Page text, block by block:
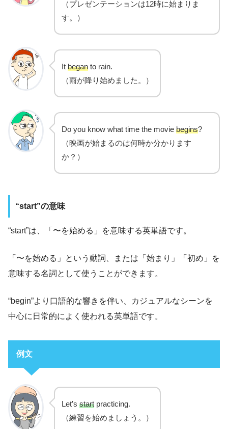
（プレゼンテーションは12時に始まりま
す。）
It began to rain.
（雨が降り始めました。）
Do you know what time the movie begins?
（映画が始まるのは何時か分かります
か？）
“start”の意味
“start”は、「〜を始める」を意味する英単語です。
「〜を始める」という動詞、または「始まり」「初め」を
意味する名詞として使うことができます。
“begin”より口語的な響きを伴い、カジュアルなシーンを
中心に日常的によく使われる英単語です。
例文
Let’s start practicing.
（練習を始めましょう。）